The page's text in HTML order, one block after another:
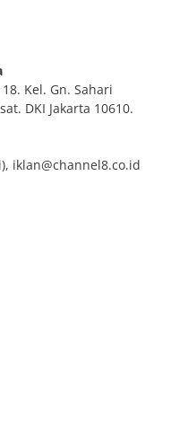
Kel. Gn. Sahari
DKI Jakarta 10610.
iklan@channel8.co.id